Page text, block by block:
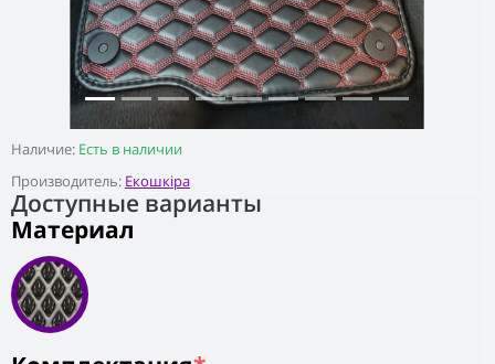
Наличие: Есть в наличии
Производитель: Екошкіра
Доступные варианты
Материал